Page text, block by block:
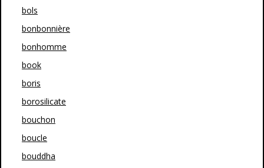
bols
bonbonnière
bonhomme
book
boris
borosilicate
bouchon
boucle
bouddha